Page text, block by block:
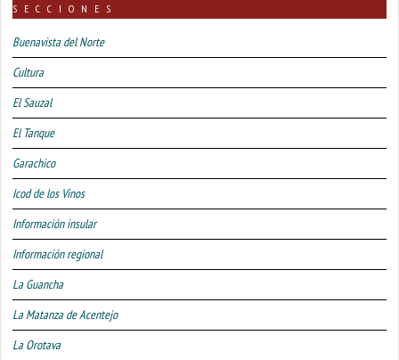
SECCIONES
Buenavista del Norte
Cultura
El Sauzal
El Tanque
Garachico
Icod de los Vinos
Información insular
Información regional
La Guancha
La Matanza de Acentejo
La Orotava